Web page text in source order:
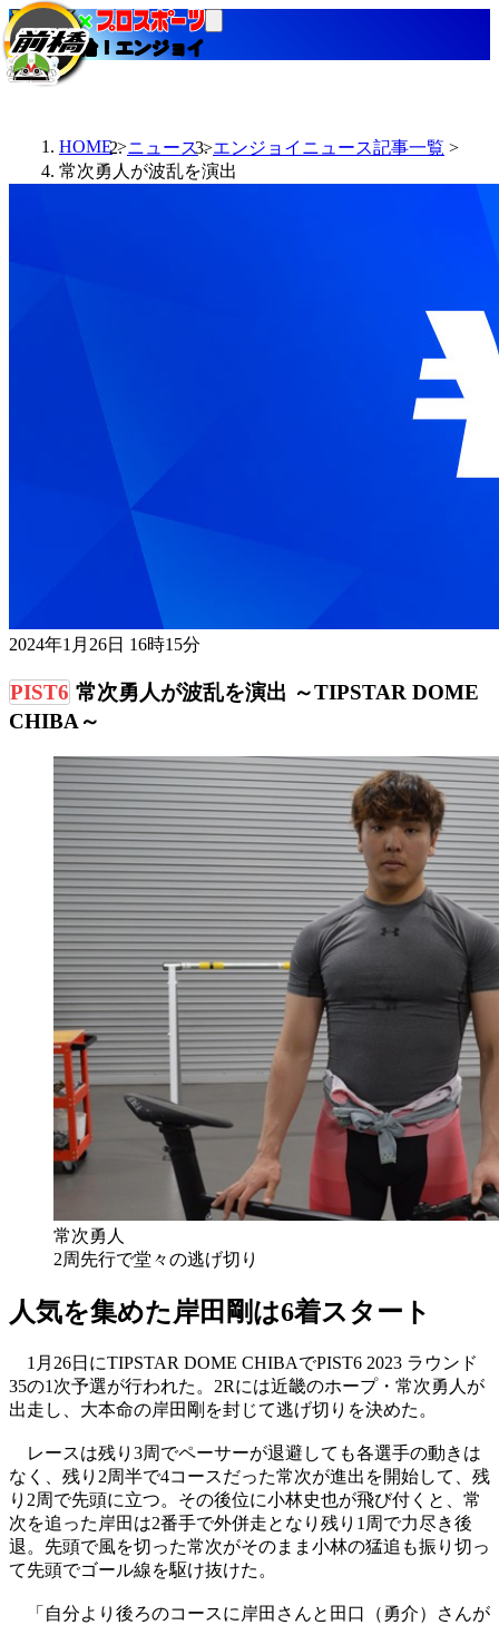
当たる競輪！エンジョイ
HOME ニュース
エンジョイニュース記事一覧
常次勇人が波乱を演出
2024年1月26日 16時15分
常次勇人が波乱を演出 ～TIPSTAR DOME
CHIBA～
常次勇人
2周先行で堂々の逃げ切り
人気を集めた岸田剛は6着スタート
1月26日にTIPSTAR DOME CHIBAでPIST6 2023 ラウンド
35の1次予選が行われた。2Rには近畿のホープ・常次勇人が
出走し、大本命の岸田剛を封じて逃げ切りを決めた。
レースは残り3周でペーサーが退避しても各選手の動きは
なく、残り2周半で4コースだった常次が進出を開始して、残
り2周で先頭に立つ。その後位に小林史也が飛び付くと、常
次を追った岸田は2番手で外併走となり残り1周で力尽き後
退。先頭で風を切った常次がそのまま小林の猛追も振り切っ
て先頭でゴール線を駆け抜けた。
「自分より後ろのコースに岸田さんと田口（勇介）さんが